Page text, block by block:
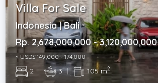
Villa For Sale
Indonesia | Bali
Rp. 2,678,000,000 - 3,120,000,000
~ USD$ 149,000 - 174,000
2 | 3 | 105 m2